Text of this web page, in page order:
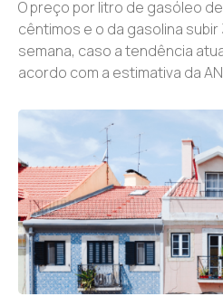
O preço por litro de gasóleo
cêntimos e o da gasolina
semana, caso a tendência
acordo com a estimativa da